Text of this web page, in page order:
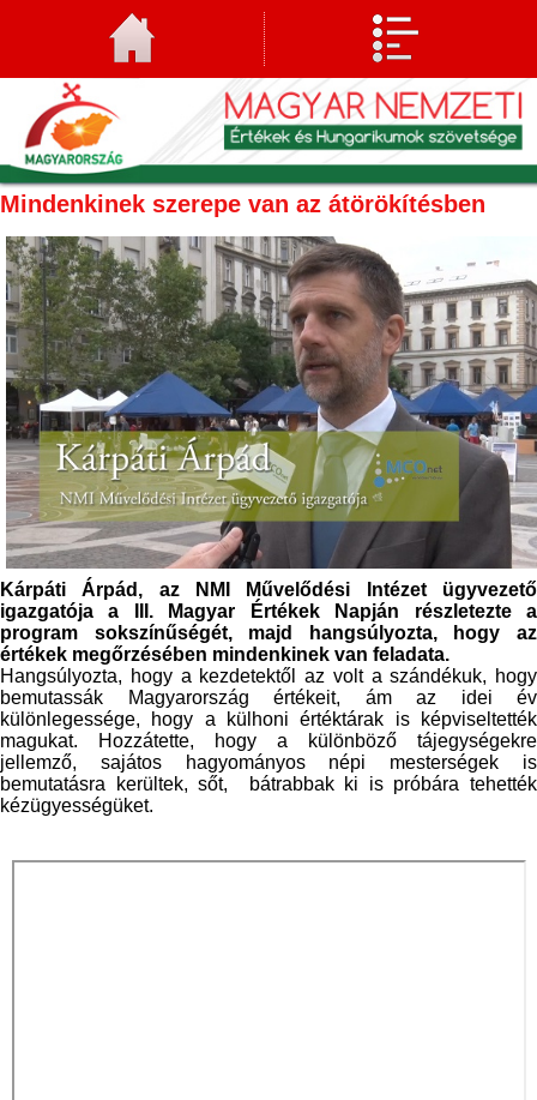
Mindenkinek szerepe van az átörökítésben
Kárpáti Árpád, az NMI Művelődési Intézet ügyvezető
igazgatója a III. Magyar Értékek Napján részletezte a
program sokszínűségét, majd hangsúlyozta, hogy az
értékek megőrzésében mindenkinek van feladata.
Hangsúlyozta, hogy a kezdetektől az volt a szándékuk, hogy
bemutassák Magyarország értékeit, ám az idei év
különlegessége, hogy a külhoni értéktárak is képviseltették
magukat. Hozzátette, hogy a különböző tájegységekre
jellemző, sajátos hagyományos népi mesterségek is
bemutatásra kerültek, sőt, bátrabbak ki is próbára tehették
kézügyességüket.